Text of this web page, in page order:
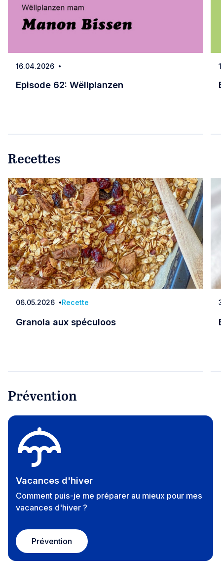
Date
16.04.2026
Episode 62: Wëllplanzen
Recettes
Date
06.05.2026 Recette
Granola aux spéculoos
Prévention
Vacances d'hiver
Comment puis-je me préparer au mieux pour mes
vacances d'hiver ?
Prévention